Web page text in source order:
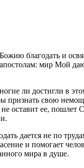
благодать и
апостолам: мир Мой
ли достигли в
признать свою
оставит ее,
дается не по
и помогает
мира в душе.